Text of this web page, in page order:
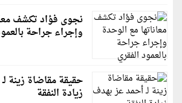
نجوى فؤاد تكشف
وإجراء جراحة
حقيقة مقاضاة زينة
زيادة النفقة